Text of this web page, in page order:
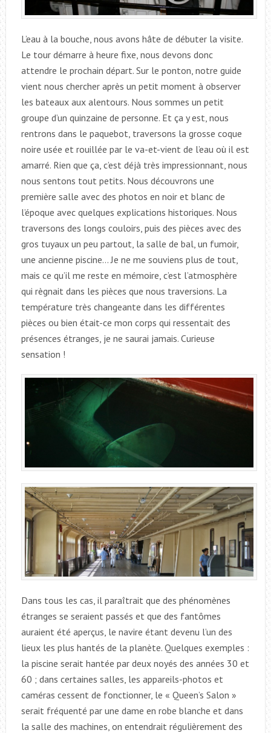
L’eau à la bouche, nous avons hâte de débuter la visite.
Le tour démarre à heure fixe, nous devons donc
attendre le prochain départ. Sur le ponton, notre guide
vient nous chercher après un petit moment à observer
les bateaux aux alentours. Nous sommes un petit
groupe d’un quinzaine de personne. Et ça y est, nous
rentrons dans le paquebot, traversons la grosse coque
noire usée et rouillée par le va-et-vient de l’eau où il est
amarré. Rien que ça, c’est déjà très impressionnant, nous
nous sentons tout petits. Nous découvrons une
première salle avec des photos en noir et blanc de
l’époque avec quelques explications historiques. Nous
traversons des longs couloirs, puis des pièces avec des
gros tuyaux un peu partout, la salle de bal, un fumoir,
une ancienne piscine… Je ne me souviens plus de tout,
mais ce qu’il me reste en mémoire, c’est l’atmosphère
qui règnait dans les pièces que nous traversions. La
température très changeante dans les différentes
pièces ou bien était-ce mon corps qui ressentait des
présences étranges, je ne saurai jamais. Curieuse
sensation !
Dans tous les cas, il paraîtrait que des phénomènes
étranges se seraient passés et que des fantômes
auraient été aperçus, le navire étant devenu l’un des
lieux les plus hantés de la planète. Quelques exemples :
la piscine serait hantée par deux noyés des années 30 et
60 ; dans certaines salles, les appareils-photos et
caméras cessent de fonctionner, le « Queen’s Salon »
serait fréquenté par une dame en robe blanche et dans
la salle des machines, on entendrait régulièrement des